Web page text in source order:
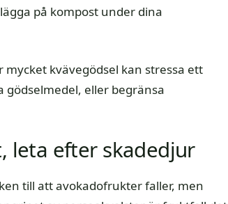
på kompost under dina
kvävegödsel kan stressa ett
eller begränsa
leta efter skadedjur
till att avokadofrukter faller, men